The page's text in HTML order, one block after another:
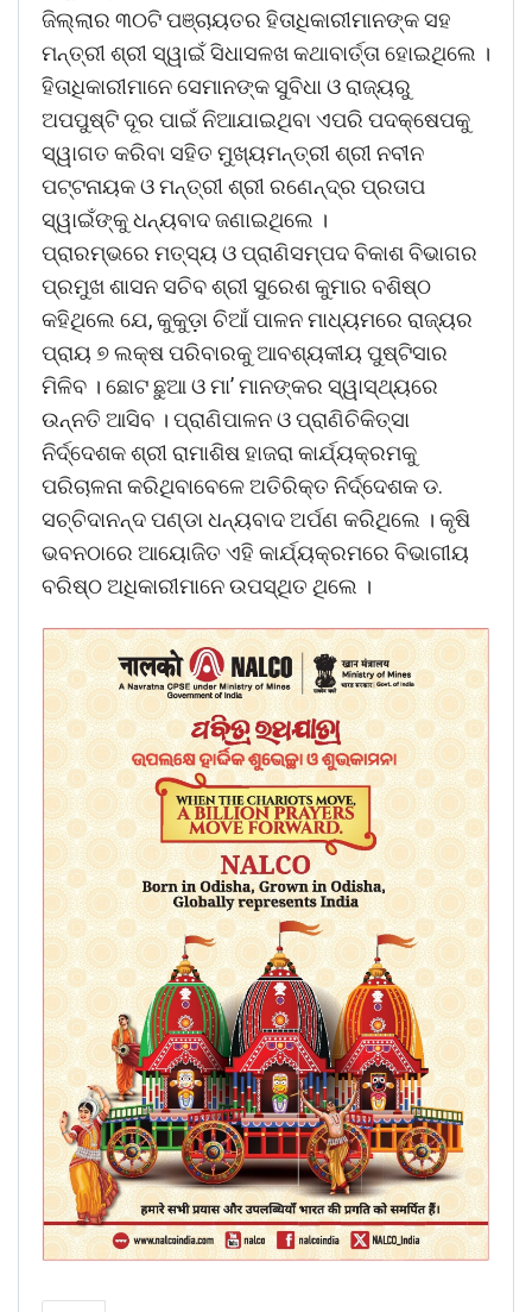
ଜିଲ୍ଲାର ୩୦ଟି ପଞ୍ଚାୟତର ହିତାଧିକାରୀମାନଙ୍କ ସହ
ମନ୍ତ୍ରୀ ଶ୍ରୀ ସ୍ୱାଇଁ ସିଧାସଳଖ କଥାବାର୍ତ୍ତା ହୋଇଥିଲେ ।
ହିତାଧିକାରୀମାନେ ସେମାନଙ୍କ ସୁବିଧା ଓ ରାଜ୍ୟରୁ
ଅପପୁଷ୍ଟି ଦୂର ପାଇଁ ନିଆଯାଇଥିବା ଏପରି ପଦକ୍ଷେପକୁ
ସ୍ୱାଗତ କରିବା ସହିତ ମୁଖ୍ୟମନ୍ତ୍ରୀ ଶ୍ରୀ ନବୀନ
ପଟ୍ଟନାୟକ ଓ ମନ୍ତ୍ରୀ ଶ୍ରୀ ରଣେନ୍ଦ୍ର ପ୍ରତାପ
ସ୍ୱାଇଁଙ୍କୁ ଧନ୍ୟବାଦ ଜଣାଇଥିଲେ ।
ପ୍ରାରମ୍ଭରେ ମତ୍ସ୍ୟ ଓ ପ୍ରାଣିସମ୍ପଦ ବିକାଶ ବିଭାଗର
ପ୍ରମୁଖ ଶାସନ ସଚିବ ଶ୍ରୀ ସୁରେଶ କୁମାର ବଶିଷ୍ଠ
କହିଥିଲେ ଯେ, କୁକୁଡ଼ା ଚିଆଁ ପାଳନ ମାଧ୍ୟମରେ ରାଜ୍ୟର
ପ୍ରାୟ ୭ ଲକ୍ଷ ପରିବାରକୁ ଆବଶ୍ୟକୀୟ ପୁଷ୍ଟିସାର
ମିଳିବ । ଛୋଟ ଛୁଆ ଓ ମା’ ମାନଙ୍କର ସ୍ୱାସ୍ଥ୍ୟରେ
ଉନ୍ନତି ଆସିବ । ପ୍ରାଣିପାଳନ ଓ ପ୍ରାଣିଚିକିତ୍ସା
ନିର୍ଦ୍ଦେଶକ ଶ୍ରୀ ରାମାଶିଷ ହାଜରା କାର୍ଯ୍ୟକ୍ରମକୁ
ପରିଚାଳନା କରିଥିବାବେଳେ ଅତିରିକ୍ତ ନିର୍ଦ୍ଦେଶକ ଡ.
ସଚ୍ଚିଦାନନ୍ଦ ପଣ୍ଡା ଧନ୍ୟବାଦ ଅର୍ପଣ କରିଥିଲେ । କୃଷି
ଭବନଠାରେ ଆୟୋଜିତ ଏହି କାର୍ଯ୍ୟକ୍ରମରେ ବିଭାଗୀୟ
ବରିଷ୍ଠ ଅଧିକାରୀମାନେ ଉପସ୍ଥିତ ଥିଲେ ।